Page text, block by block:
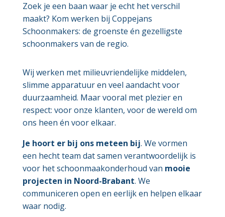
Zoek je een baan waar je echt het verschil
maakt? Kom werken bij Coppejans
Schoonmakers: de groenste én gezelligste
schoonmakers van de regio.
Wij werken met milieuvriendelijke middelen,
slimme apparatuur en veel aandacht voor
duurzaamheid. Maar vooral met plezier en
respect: voor onze klanten, voor de wereld om
ons heen én voor elkaar.
Je hoort er bij ons meteen bij. We vormen
een hecht team dat samen verantwoordelijk is
voor het schoonmaakonderhoud van mooie
projecten in Noord-Brabant. We
communiceren open en eerlijk en helpen elkaar
waar nodig.